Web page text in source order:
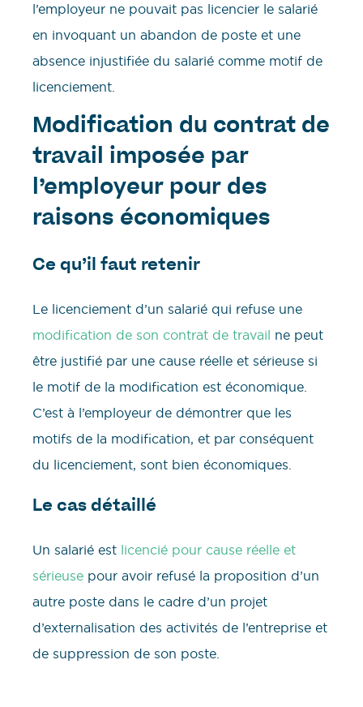
l’employeur ne pouvait pas licencier le salarié
en invoquant un abandon de poste et une
absence injustifiée du salarié comme motif de
licenciement.
Modification du contrat de
travail imposée par
l’employeur pour des
raisons économiques
Ce qu’il faut retenir
Le licenciement d’un salarié qui refuse une
modification de son contrat de travail ne peut
être justifié par une cause réelle et sérieuse si
le motif de la modification est économique.
C’est à l’employeur de démontrer que les
motifs de la modification, et par conséquent
du licenciement, sont bien économiques.
Le cas détaillé
Un salarié est licencié pour cause réelle et
sérieuse pour avoir refusé la proposition d’un
autre poste dans le cadre d’un projet
d’externalisation des activités de l’entreprise et
de suppression de son poste.